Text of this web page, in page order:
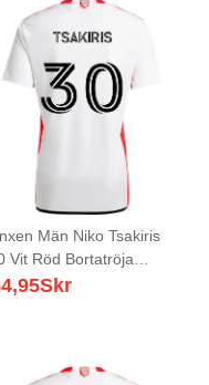
Män Niko Tsakiris
Vit Röd Bortatröja
2025/26 Tröjor
Skr